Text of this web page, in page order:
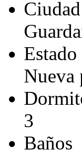
Ciudad
Estado
Nueva
3
Baños